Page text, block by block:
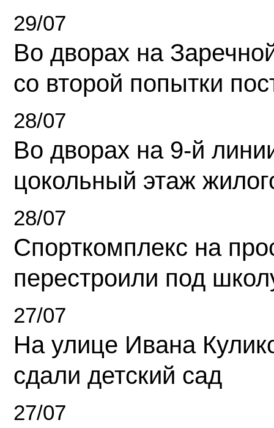
29/07
Во дворах на
со второй попытки
28/07
Во дворах на 9-й
цокольный этаж
28/07
Спорткомплекс на
перестроили под
27/07
На улице Ивана
сдали детский сад
27/07